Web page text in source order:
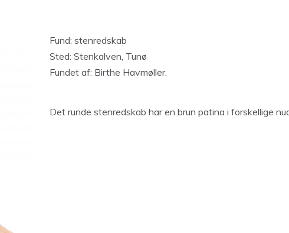
Fund: stenredskab
Sted: Stenkalven, Tunø
Fundet af: Birthe Havmøller.
Det runde stenredskab har en brun patina i forskellige